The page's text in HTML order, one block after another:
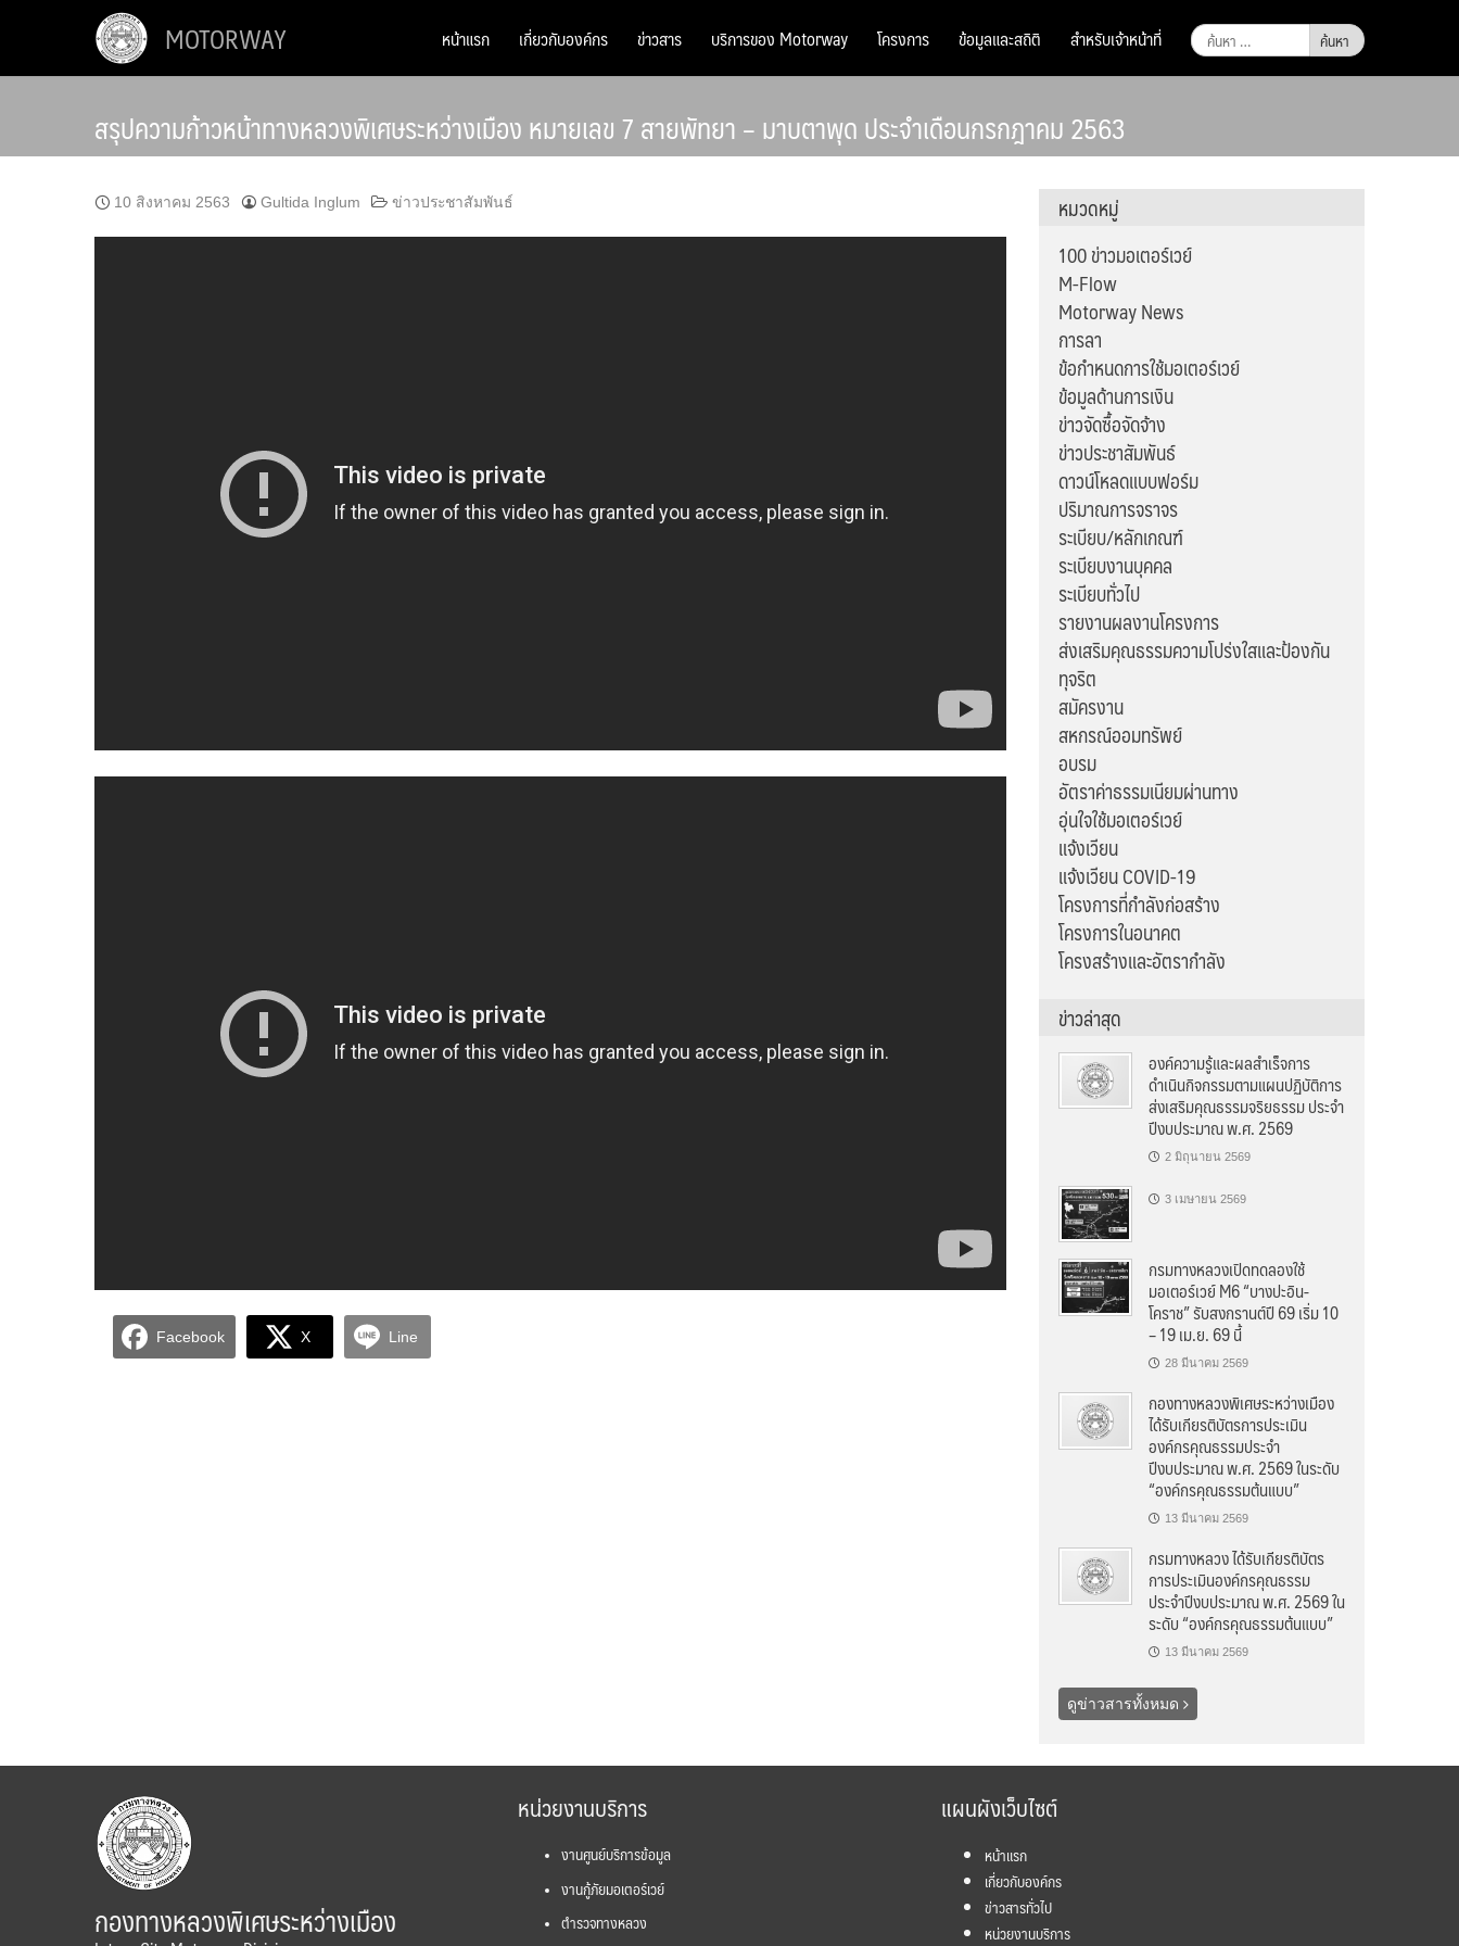
MOTORWAY
ค้นหา
สำหรับ:
หน้าแรก เกี่ยวกับองค์กร ข่าวสาร บริการของ Motorway โครงการ ข้อมูลและสถิติ สำหรับเจ้าหน้าที่
สรุปความก้าวหน้าทางหลวงพิเศษระหว่างเมือง หมายเลข 7 สายพัทยา – มาบตาพุด ประจำเดือนกรกฎาคม 2563
10 สิงหาคม 2563 Gultida Inglum ข่าวประชาสัมพันธ์
Facebook X Line
หมวดหมู่
100 ข่าวมอเตอร์เวย์
M-Flow
Motorway News
การลา
ข้อกำหนดการใช้มอเตอร์เวย์
ข้อมูลด้านการเงิน
ข่าวจัดซื้อจัดจ้าง
ข่าวประชาสัมพันธ์
ดาวน์โหลดแบบฟอร์ม
ปริมาณการจราจร
ระเบียบ/หลักเกณฑ์
ระเบียบงานบุคคล
ระเบียบทั่วไป
รายงานผลงานโครงการ
ส่งเสริมคุณธรรมความโปร่งใสและป้องกัน
ทุจริต
สมัครงาน
สหกรณ์ออมทรัพย์
อบรม
อัตราค่าธรรมเนียมผ่านทาง
อุ่นใจใช้มอเตอร์เวย์
แจ้งเวียน
แจ้งเวียน COVID-19
โครงการที่กำลังก่อสร้าง
โครงการในอนาคต
โครงสร้างและอัตรากำลัง
ข่าวล่าสุด
องค์ความรู้และผลสำเร็จการ
ดำเนินกิจกรรมตามแผนปฏิบัติการ
ส่งเสริมคุณธรรมจริยธรรม ประจำ
ปีงบประมาณ พ.ศ. 2569
2 มิถุนายน 2569
3 เมษายน 2569
กรมทางหลวงเปิดทดลองใช้
มอเตอร์เวย์ M6 “บางปะอิน-
โคราช” รับสงกรานต์ปี 69 เริ่ม 10
– 19 เม.ย. 69 นี้
28 มีนาคม 2569
กองทางหลวงพิเศษระหว่างเมือง
ได้รับเกียรติบัตรการประเมิน
องค์กรคุณธรรมประจำ
ปีงบประมาณ พ.ศ. 2569 ในระดับ
“องค์กรคุณธรรมต้นแบบ”
13 มีนาคม 2569
กรมทางหลวง ได้รับเกียรติบัตร
การประเมินองค์กรคุณธรรม
ประจำปีงบประมาณ พ.ศ. 2569 ใน
ระดับ “องค์กรคุณธรรมต้นแบบ”
13 มีนาคม 2569
ดูข่าวสารทั้งหมด
กองทางหลวงพิเศษระหว่างเมือง
หน่วยงานบริการ
งานศูนย์บริการข้อมูล
งานกู้ภัยมอเตอร์เวย์
ตำรวจทางหลวง
แผนผังเว็บไซต์
หน้าแรก
เกี่ยวกับองค์กร
ข่าวสารทั่วไป
หน่วยงานบริการ